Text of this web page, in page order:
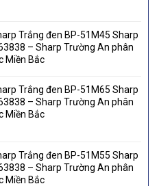
Trắng đen BP-51M45 Sharp
– Sharp Trường An phân
Miền Bắc
Trắng đen BP-51M65 Sharp
– Sharp Trường An phân
Miền Bắc
Trắng đen BP-51M55 Sharp
– Sharp Trường An phân
Miền Bắc